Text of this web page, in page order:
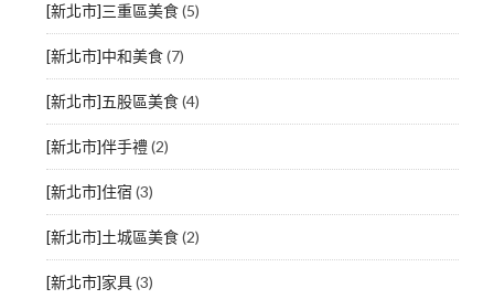
[新北市]三重區美食(5)
[新北市]中和美食(7)
[新北市]五股區美食(4)
[新北市]伴手禮(2)
[新北市]住宿 (3)
[新北市]土城區美食(2)
[新北市]家具(3)